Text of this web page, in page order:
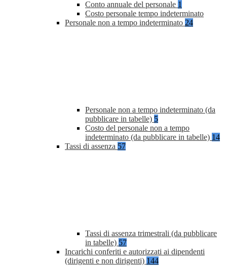
Conto annuale del personale 1
Costo personale tempo indeterminato
Personale non a tempo indeterminato 24
Personale non a tempo indeterminato (da
pubblicare in tabelle) 5
Costo del personale non a tempo
indeterminato (da pubblicare in tabelle) 14
Tassi di assenza 57
Tassi di assenza trimestrali (da pubblicare
in tabelle) 57
Incarichi conferiti e autorizzati ai dipendenti
(dirigenti e non dirigenti) 144